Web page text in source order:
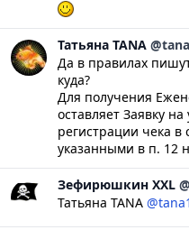
Татьяна TANA
Да в правилах
куда?
Для получения
оставляет Заявку
регистрации чека в
указанными в п. 12
Зефирюшкин XXL
Татьяна TANA